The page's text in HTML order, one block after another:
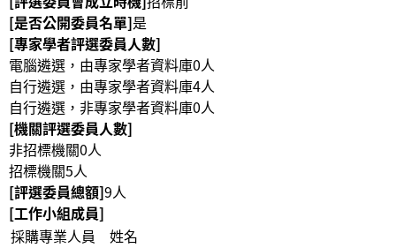
[是否公開委員名單]是
[專家學者評選委員人數]
電腦遴選，由專家學者資料庫0人
自行遴選，由專家學者資料庫4人
自行遴選，非專家學者資料庫0人
[機關評選委員人數]
非招標機關0人
招標機關5人
[評選委員總額]9人
[工作小組成員]
採購專業人員
姓名